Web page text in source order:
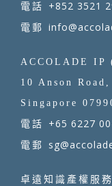
電話 +852 3521
電郵
ACCOLADE IP
10 Anson
Singapore
電話 +65 6227
電郵
卓遠知識產權服